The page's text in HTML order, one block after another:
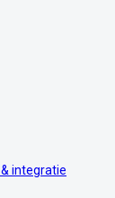
integratie